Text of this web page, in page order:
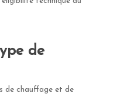
de
de chauffage et de